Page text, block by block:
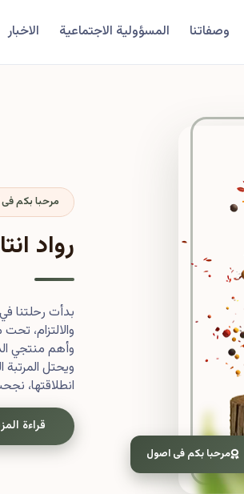
وصفاتنا المسؤولية الاجتماعية الاخبار
مرحبا بكم فى اصول
مرحبا بكم
رواد
والالتزام،
وأهم منتجي
ويحتل
انطلاقتها،
قراءة